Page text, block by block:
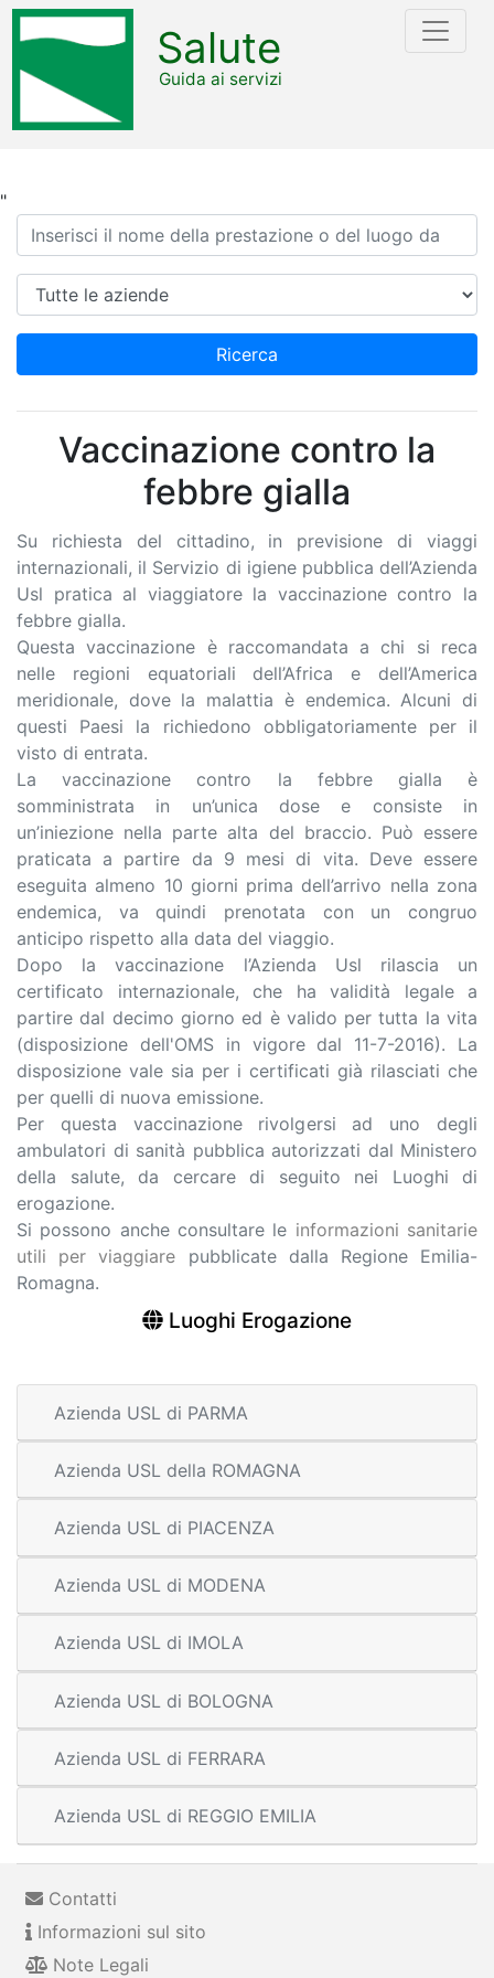
"
Salute
Guida ai servizi
Ricerca
Azienda
Ricerca
Vaccinazione contro la
febbre gialla
Su richiesta del cittadino, in previsione di viaggi
internazionali, il Servizio di igiene pubblica dell’Azienda
Usl pratica al viaggiatore la vaccinazione contro la
febbre gialla.
Questa vaccinazione è raccomandata a chi si reca
nelle regioni equatoriali dell’Africa e dell’America
meridionale, dove la malattia è endemica. Alcuni di
questi Paesi la richiedono obbligatoriamente per il
visto di entrata.
La vaccinazione contro la febbre gialla è
somministrata in un’unica dose e consiste in
un’iniezione nella parte alta del braccio. Può essere
praticata a partire da 9 mesi di vita. Deve essere
eseguita almeno 10 giorni prima dell’arrivo nella zona
endemica, va quindi prenotata con un congruo
anticipo rispetto alla data del viaggio.
Dopo la vaccinazione l’Azienda Usl rilascia un
certificato internazionale, che ha validità legale a
partire dal decimo giorno ed è valido per tutta la vita
(disposizione dell'OMS in vigore dal 11-7-2016). La
disposizione vale sia per i certificati già rilasciati che
per quelli di nuova emissione.
Per questa vaccinazione rivolgersi ad uno degli
ambulatori di sanità pubblica autorizzati dal Ministero
della salute, da cercare di seguito nei Luoghi di
erogazione.
Si possono anche consultare le informazioni sanitarie
utili per viaggiare pubblicate dalla Regione Emilia-
Romagna.
Luoghi Erogazione
Azienda USL di PARMA
Azienda USL della ROMAGNA
Azienda USL di PIACENZA
Azienda USL di MODENA
Azienda USL di IMOLA
Azienda USL di BOLOGNA
Azienda USL di FERRARA
Azienda USL di REGGIO EMILIA
Contatti
Informazioni sul sito
Note Legali